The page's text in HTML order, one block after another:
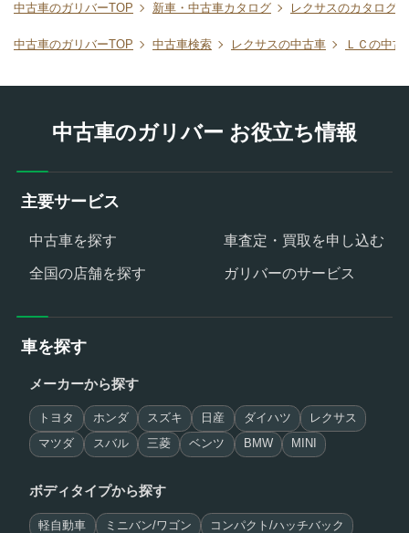
中古車のガリバーTOP 新車・中古車カタログ レクサスのカタログ
中古車のガリバーTOP 中古車検索 レクサスの中古車 ＬＣの中古
中古車のガリバー お役立ち情報
主要サービス
中古車を探す
車査定・買取を申し込む
全国の店舗を探す
ガリバーのサービス
車を探す
メーカーから探す
トヨタ ホンダ スズキ 日産 ダイハツ レクサス
マツダ スバル 三菱 ベンツ BMW MINI
ボディタイプから探す
軽自動車 ミニバン/ワゴン コンパクト/ハッチバック